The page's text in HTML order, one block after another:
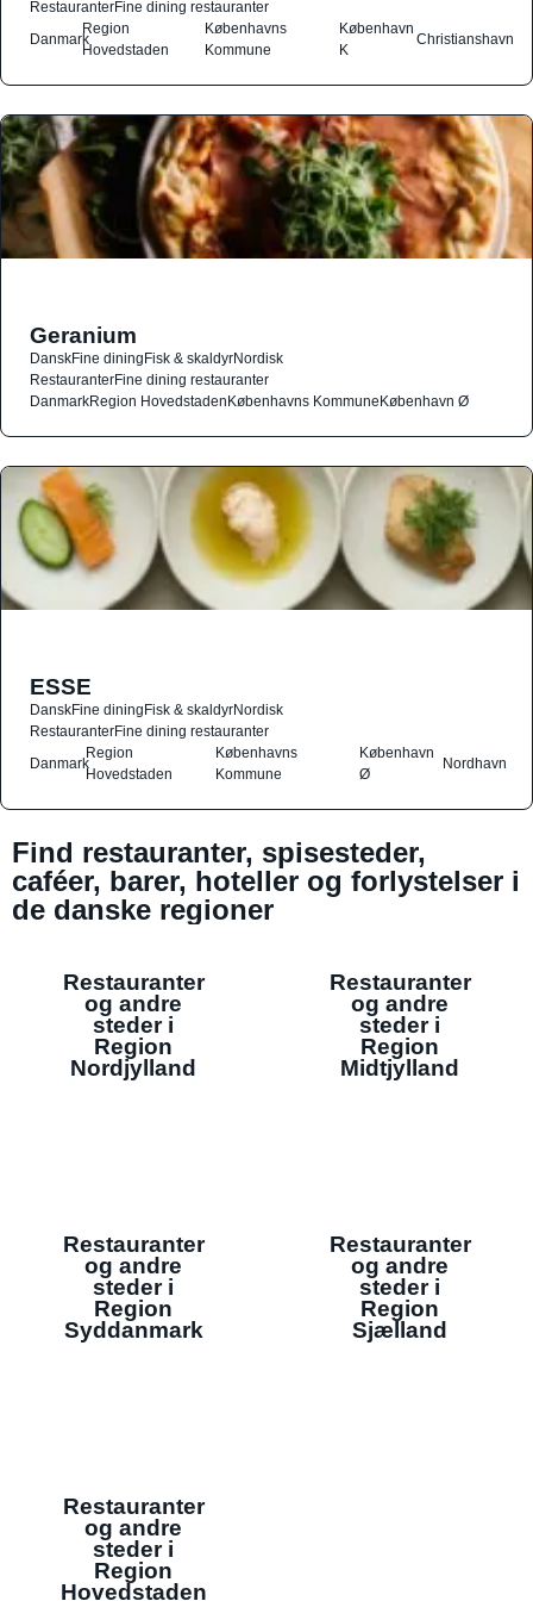
RestauranterFine dining restauranter
Danmark
Region
Hovedstaden
Københavns
Kommune
København
K
Christianshavn
Geranium
DanskFine diningFisk & skaldyrNordisk
RestauranterFine dining restauranter
DanmarkRegion HovedstadenKøbenhavns KommuneKøbenhavn Ø
ESSE
DanskFine diningFisk & skaldyrNordisk
RestauranterFine dining restauranter
Danmark
Region
Hovedstaden
Københavns
Kommune
København
Ø
Nordhavn
Find restauranter, spisesteder,
caféer, barer, hoteller og forlystelser i
de danske regioner
Restauranter
og andre
steder i
Region
Nordjylland
Restauranter
og andre
steder i
Region
Midtjylland
Restauranter
og andre
steder i
Region
Syddanmark
Restauranter
og andre
steder i
Region
Sjælland
Restauranter
og andre
steder i
Region
Hovedstaden